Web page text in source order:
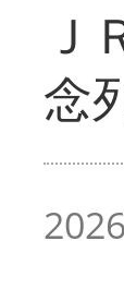
念